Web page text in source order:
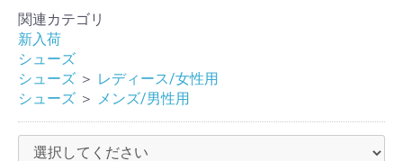
関連カテゴリ
新入荷
シューズ
シューズ ＞ レディース/女性用
シューズ ＞ メンズ/男性用